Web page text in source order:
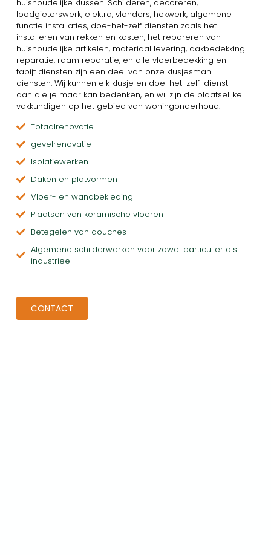
huishoudelijke klussen. Schilderen, decoreren,
loodgieterswerk, elektra, vlonders, hekwerk, algemene
functie installaties, doe-het-zelf diensten zoals het
installeren van rekken en kasten, het repareren van
huishoudelijke artikelen, materiaal levering, dakbedekking
reparatie, raam reparatie, en alle vloerbedekking en
tapijt diensten zijn een deel van onze klusjesman
diensten. Wij kunnen elk klusje en doe-het-zelf-dienst
aan die je maar kan bedenken, en wij zijn de plaatselijke
vakkundigen op het gebied van woningonderhoud.
Totaalrenovatie
gevelrenovatie
Isolatiewerken
Daken en platvormen
Vloer- en wandbekleding
Plaatsen van keramische vloeren
Betegelen van douches
Algemene schilderwerken voor zowel particulier als
industrieel
CONTACT